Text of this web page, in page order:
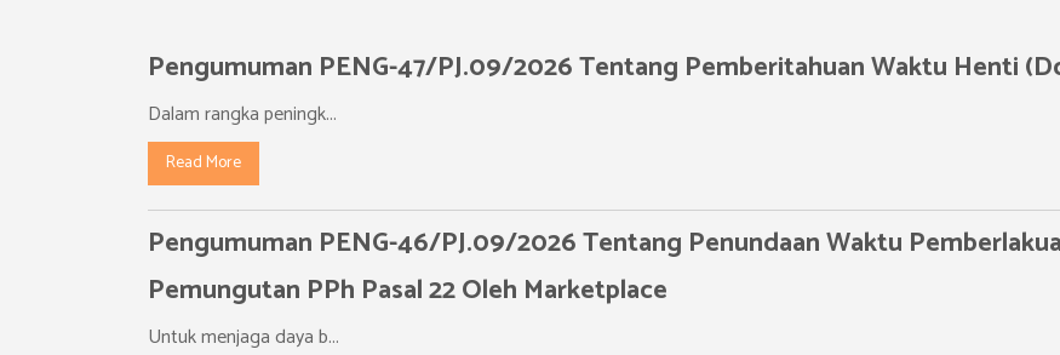
Pengumuman PENG-47/PJ.09/2026 Tentang Pemberitahuan Waktu Henti
Dalam rangka peningk...
Read More
Pengumuman PENG-46/PJ.09/2026 Tentang Penundaan Waktu
Pemungutan PPh Pasal 22 Oleh Marketplace
Untuk menjaga daya b...